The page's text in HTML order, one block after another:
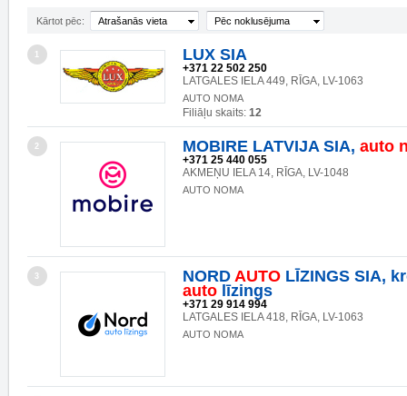
Kārtot pēc: Atrašanās vieta Pēc noklusējuma
1 LUX SIA
+371 22 502 250
LATGALES IELA 449, RĪGA, LV-1063
AUTO NOMA
Filiāļu skaits: 12
2 MOBIRE LATVIJA SIA, auto
+371 25 440 055
AKMEŅU IELA 14, RĪGA, LV-1048
AUTO NOMA
3 NORD AUTO LĪZINGS SIA,
auto līzings
+371 29 914 994
LATGALES IELA 418, RĪGA, LV-1063
AUTO NOMA